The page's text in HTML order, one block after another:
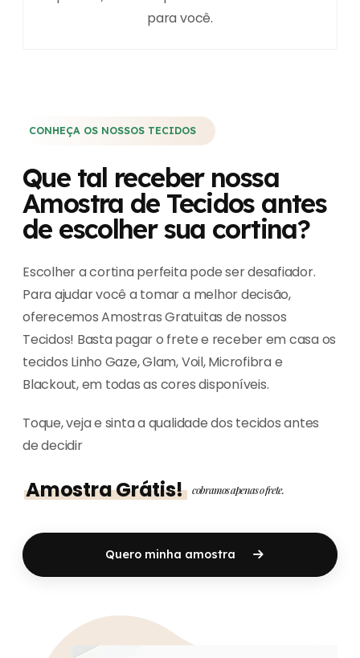
para você.
CONHEÇA OS NOSSOS TECIDOS
Que tal receber nossa
Amostra de Tecidos antes
de escolher sua cortina?
Escolher a cortina perfeita pode ser desafiador.
Para ajudar você a tomar a melhor decisão,
oferecemos Amostras Gratuitas de nossos
Tecidos! Basta pagar o frete e receber em casa os
tecidos Linho Gaze, Glam, Voil, Microfibra e
Blackout, em todas as cores disponíveis.
Toque, veja e sinta a qualidade dos tecidos antes
de decidir
Amostra Grátis! cobramos apenas o frete.
Quero minha amostra